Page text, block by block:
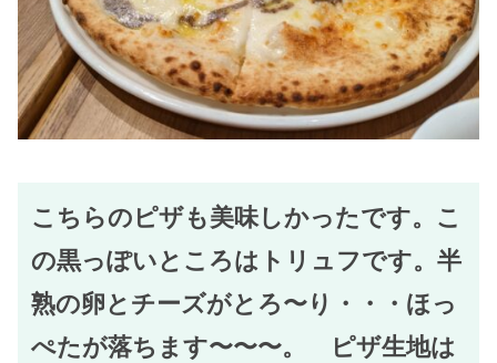
こちらのピザも美味しかったです。こ
の黒っぽいところはトリュフです。半
熟の卵とチーズがとろ〜り・・・ほっ
ぺたが落ちます〜〜〜。 ピザ生地は